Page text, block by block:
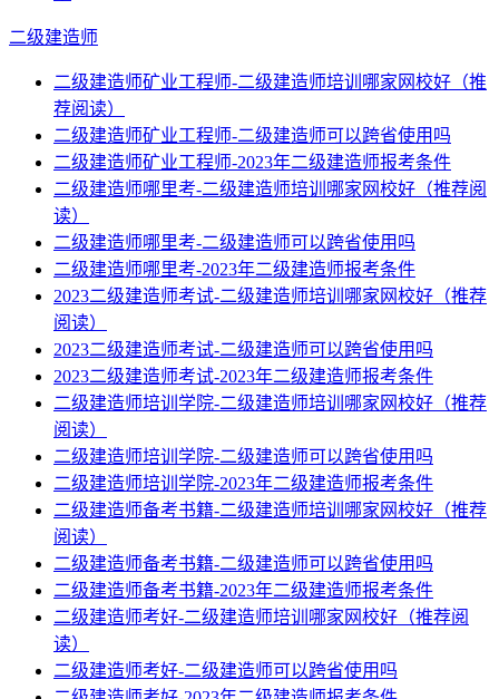
二级建造师
二级建造师矿业工程师-二级建造师培训哪家网校好（推
荐阅读）
二级建造师矿业工程师-二级建造师可以跨省使用吗
二级建造师矿业工程师-2023年二级建造师报考条件
二级建造师哪里考-二级建造师培训哪家网校好（推荐阅
读）
二级建造师哪里考-二级建造师可以跨省使用吗
二级建造师哪里考-2023年二级建造师报考条件
2023二级建造师考试-二级建造师培训哪家网校好（推荐
阅读）
2023二级建造师考试-二级建造师可以跨省使用吗
2023二级建造师考试-2023年二级建造师报考条件
二级建造师培训学院-二级建造师培训哪家网校好（推荐
阅读）
二级建造师培训学院-二级建造师可以跨省使用吗
二级建造师培训学院-2023年二级建造师报考条件
二级建造师备考书籍-二级建造师培训哪家网校好（推荐
阅读）
二级建造师备考书籍-二级建造师可以跨省使用吗
二级建造师备考书籍-2023年二级建造师报考条件
二级建造师考好-二级建造师培训哪家网校好（推荐阅
读）
二级建造师考好-二级建造师可以跨省使用吗